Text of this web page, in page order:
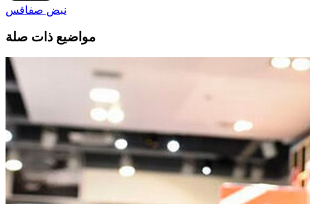
نبض صفاقس
مواضيع ذات صلة